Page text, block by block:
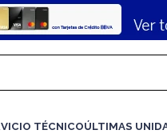
TÉCNICOÚLTIMAS